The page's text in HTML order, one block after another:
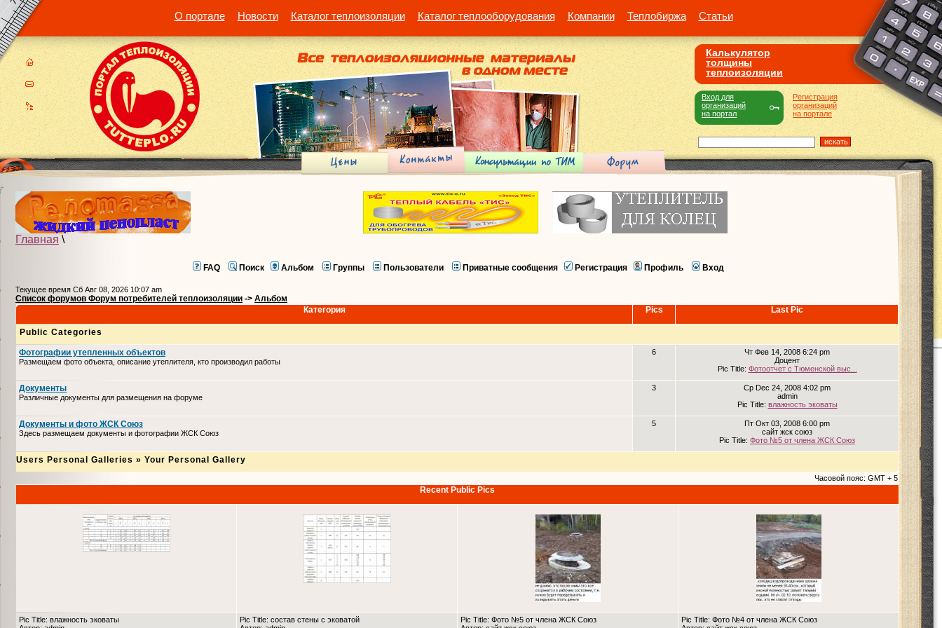
О портале Новости Каталог теплоизоляции Каталог теплооборудования Компании Теплобиржа Статьи
Калькулятор
толщины
теплоизоляции
Регистрация
организаций
на портале
Вход для
организаций
на портал
Главная \
FAQ Поиск Альбом Группы Пользователи Приватные сообщения Регистрация Профиль Вход
Текущее время Сб Авг 08, 2026 10:07 am
Список форумов Форум потребителей теплоизоляции -> Альбом
Категория
Pics Last Pic
Public Categories
Фотографии утепленных объектов
Размещаем фото объекта, описание утеплителя, кто производил работы
6
Чт Фев 14, 2008 6:24 pm
Доцент
Pic Title: Фотоотчет с Тюменской выс...
Документы
Различные документы для размещения на форуме
3
Ср Dec 24, 2008 4:02 pm
admin
Pic Title: влажность эковаты
Документы и фото ЖСК Союз
Здесь размещаем документы и фотографии ЖСК Союз
5
Пт Окт 03, 2008 6:00 pm
сайт жск союз
Pic Title: Фото №5 от члена ЖСК Союз
Users Personal Galleries » Your Personal Gallery
Часовой пояс: GMT + 5
Recent Public Pics
Pic Title: влажность эковаты
Pic Title: состав стены с эковатой
Pic Title: Фото №5 от члена ЖСК Союз
Pic Title: Фото №4 от члена ЖСК Союз